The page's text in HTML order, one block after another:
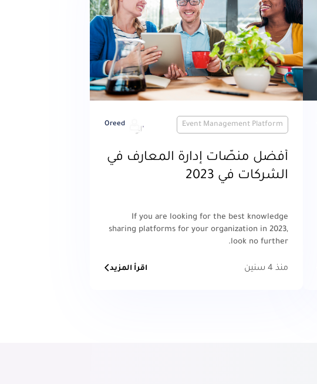
Event Management Platform
Oreed
أفضل منصّات إدارة المعارف في
الشركات في 2023
If you are looking for the best knowledge
sharing platforms for your organization in 2023,
look no further.
منذ 4 سنين اقرأ المزيد